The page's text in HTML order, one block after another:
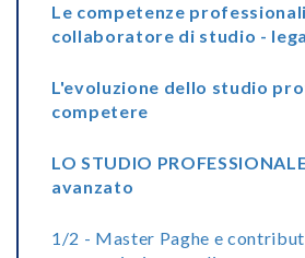
Le competenze
collaboratore di studio -
L'evoluzione dello studio
competere
LO STUDIO
avanzato
1/2 - Master Paghe e